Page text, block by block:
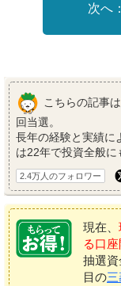
こちらの記事は
回当選。
長年の経験と実績に
は22年で投資全般に
2.4万人のフォロワー
現在、
る口
抽選
目の